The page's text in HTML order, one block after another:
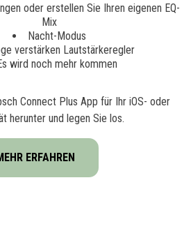
oder erstellen Sie Ihren eigenen EQ-
Mix
Nacht-Modus
verstärken Lautstärkeregler
wird noch mehr kommen
Connect Plus App für Ihr iOS- oder
herunter und legen Sie los.
ERFAHREN